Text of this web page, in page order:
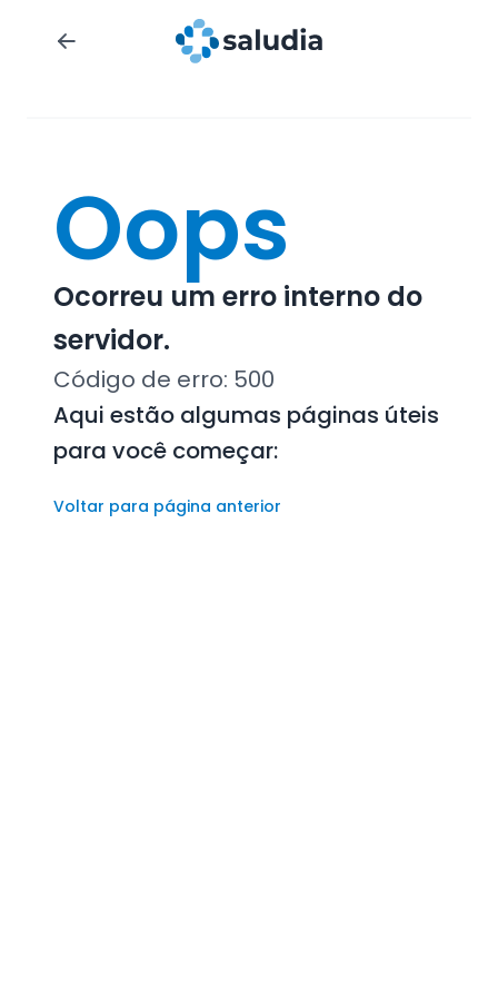
Oops
Ocorreu um erro interno do
servidor.
Código de erro: 500
Aqui estão algumas páginas úteis
para você começar:
Voltar para página anterior